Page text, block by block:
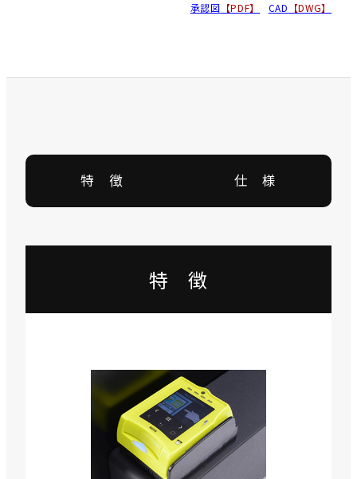
承認図 【PDF】 CAD 【DWG】
特 徴 仕 様
特 徴